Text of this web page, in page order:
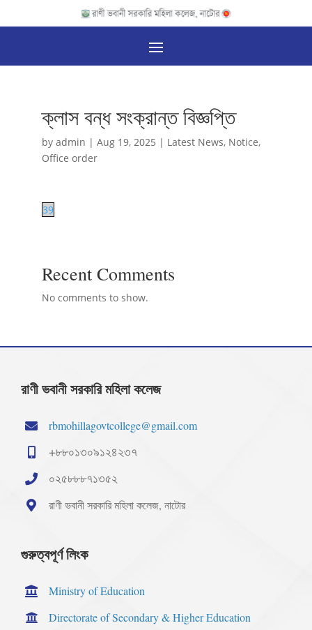
ক্লাস বন্ধ সংক্রান্ত বিজ্ঞপ্তি
by admin | Aug 19, 2025 | Latest News, Notice,
Office order
39
Recent Comments
No comments to show.
রাণী ভবানী সরকারি মহিলা কলেজ
rbmohillagovtcollege@gmail.com
+৮৮০১৩০৯১২৪২৩৭
০২৫৮৮৮৭১৩৫২
রাণী ভবানী সরকারি মহিলা কলেজ, নাটোর
গুরুত্বপূর্ণ লিংক
Ministry of Education
Directorate of Secondary & Higher Education